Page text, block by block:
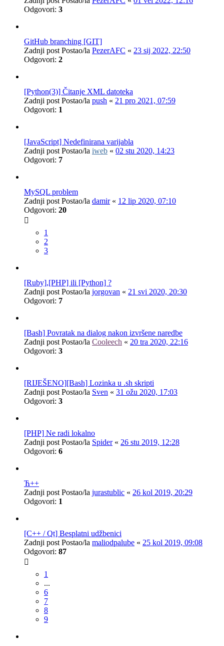
Odgovori: 3
GitHub branching [GIT]
Zadnji post Postao/la PezerAFC « 23 sij 2022, 22:50
Odgovori: 2
[Python(3)] Čitanje XML datoteka
Zadnji post Postao/la push « 21 pro 2021, 07:59
Odgovori: 1
[JavaScript] Nedefinirana varijabla
Zadnji post Postao/la iweb « 02 stu 2020, 14:23
Odgovori: 7
MySQL problem
Zadnji post Postao/la damir« 12 lip 2020, 07:10
Odgovori: 20
1
2
3
[Ruby],[PHP] ili [Python] ?
Zadnji post Postao/la jorgovan « 21 svi 2020, 20:30
Odgovori: 7
[Bash] Povratak na dialog nakon izvršene naredbe
Zadnji post Postao/la Cooleech « 20 tra 2020, 22:16
Odgovori: 3
[RIJEŠENO][Bash] Lozinka u .sh skripti
Zadnji post Postao/la Sven « 31 ožu 2020, 17:03
Odgovori: 3
[PHP] Ne radi lokalno
Zadnji post Postao/la Spider« 26 stu 2019, 12:28
Odgovori: 6
Ћ++
Zadnji post Postao/la jurastublic « 26 kol 2019, 20:29
Odgovori: 1
[C++ / Qt] Besplatni udžbenici
Zadnji post Postao/la maliodpalube « 25 kol 2019, 09:08
Odgovori: 87
1
...
6
7
8
9